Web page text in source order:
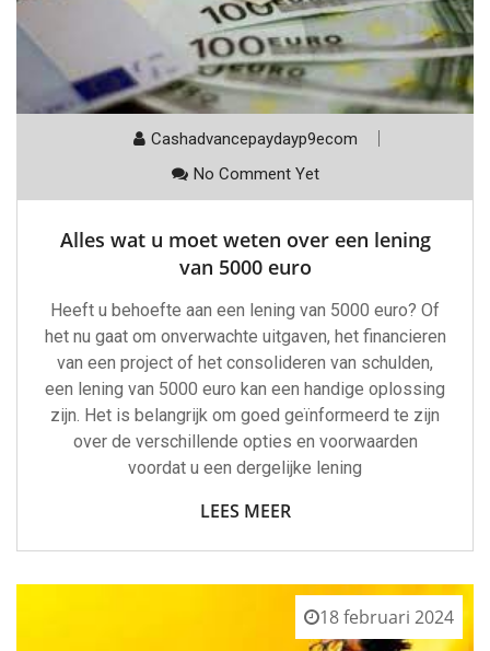
Cashadvancepaydayp9ecom
No Comment Yet
Alles wat u moet weten over een lening
van 5000 euro
Heeft u behoefte aan een lening van 5000 euro? Of
het nu gaat om onverwachte uitgaven, het financieren
van een project of het consolideren van schulden,
een lening van 5000 euro kan een handige oplossing
zijn. Het is belangrijk om goed geïnformeerd te zijn
over de verschillende opties en voorwaarden
voordat u een dergelijke lening
LEES MEER
18 februari 2024